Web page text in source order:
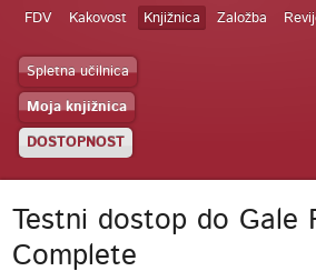
FDV Kakovost Knjižnica Založba
Spletna učilnica
Moja knjižnica
DOSTOPNOST
Testni dostop do Gale
Complete